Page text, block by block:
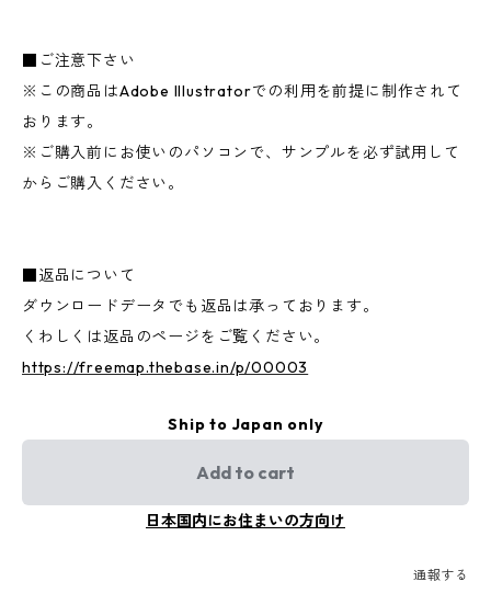
■ご注意下さい
※この商品はAdobe Illustratorでの利用を前提に制作されて
おります。
※ご購入前にお使いのパソコンで、サンプルを必ず試用して
からご購入ください。
■返品について
ダウンロードデータでも返品は承っております。
くわしくは返品のページをご覧ください。
https://freemap.thebase.in/p/00003
Ship to Japan only
Add to cart
日本国内にお住まいの方向け
通報する